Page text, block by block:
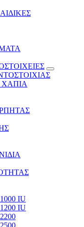
ΧΑΠΙΑ
IU
IU